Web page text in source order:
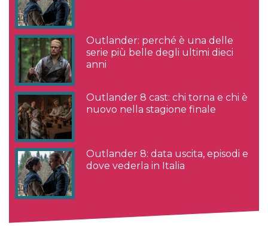
Outlander: perché è una delle
serie più belle degli ultimi dieci
anni
Outlander 8 cast: chi torna e chi è
nuovo nella stagione finale
Outlander 8: data uscita, episodi e
dove vederla in Italia